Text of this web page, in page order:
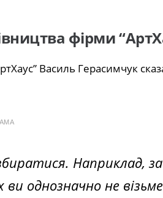
фірми
Василь Герасимчук
Наприклад,
ви однозначно не